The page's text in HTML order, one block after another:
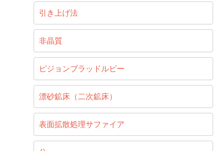
引き上げ法
非晶質
ピジョンブラッドルビー
漂砂鉱床（二次鉱床）
表面拡散処理サファイア